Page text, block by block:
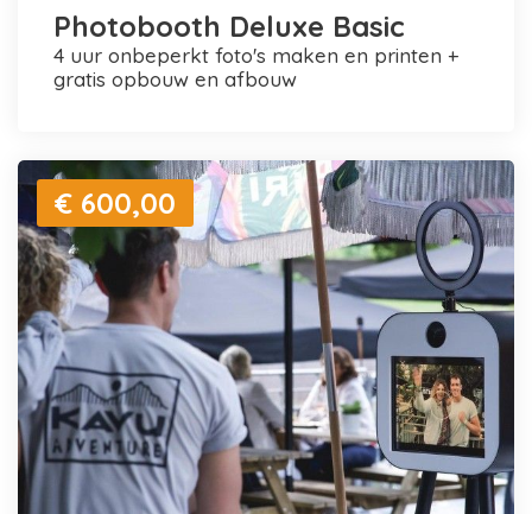
Photobooth Deluxe Basic
4 uur onbeperkt foto's maken en printen +
gratis opbouw en afbouw
€ 600,00